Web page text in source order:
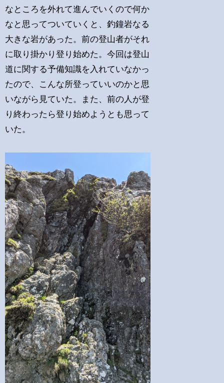
なところを外れて進んでいくので何か
なと思ってついていくと、釣鐘岩なる
大きな岩があった。前の登山者がそれ
に取り掛かり登り始めた。今回は登山
道に関する予備知識を入れていなかっ
たので、こんな所登っていいのかと思
いながら見ていた。また、前の人が登
り終わったら登り始めようとも思って
いた。